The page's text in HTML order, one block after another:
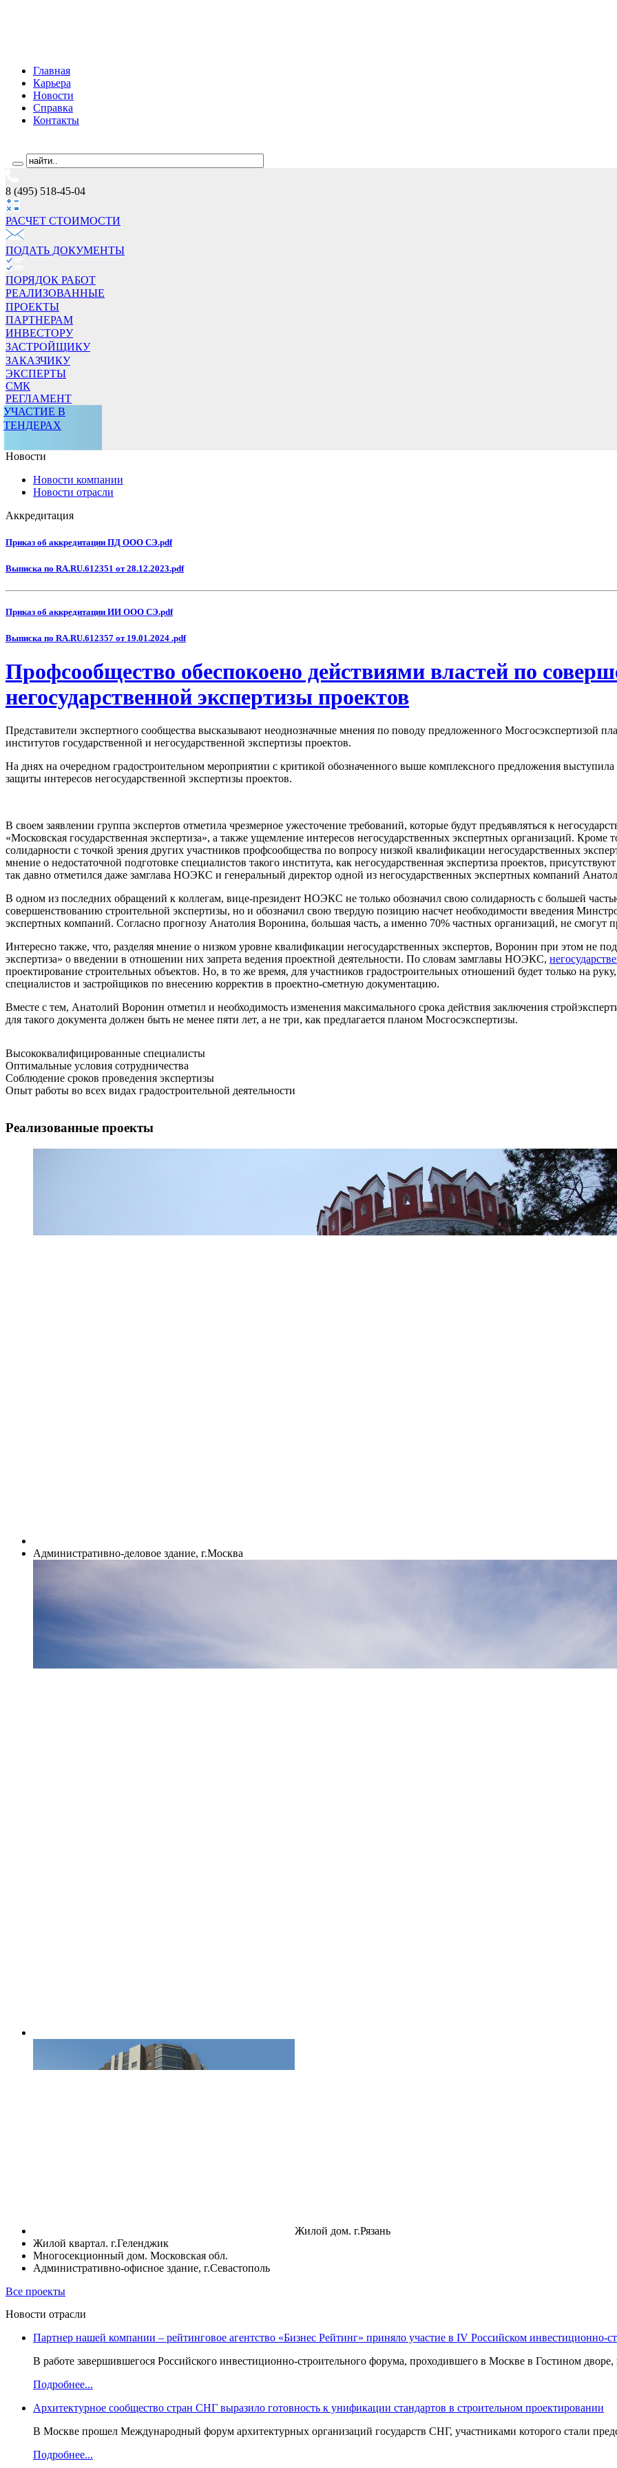
Главная
Карьера
Новости
Справка
Контакты
8 (495) 518-45-04
РАСЧЕТ СТОИМОCТИ
ПОДАТЬ ДОКУМЕНТЫ
ПОРЯДОК РАБОТ
РЕАЛИЗОВАННЫЕ
ПРОЕКТЫ
ПАРТНЕРАМ
ИНВЕСТОРУ
ЗАСТРОЙЩИКУ
ЗАКАЗЧИКУ
ЭКСПЕРТЫ
СМК
РЕГЛАМЕНТ
УЧАСТИЕ В
ТЕНДЕРАХ
Новости
Новости компании
Новости отрасли
Аккредитация
Приказ об аккредитации ПД ООО СЭ.pdf
Выписка по RA.RU.612351 от 28.12.2023.pdf
Приказ об аккредитации ИИ ООО СЭ.pdf
Выписка по RA.RU.612357 от 19.01.2024 .pdf
Профсообщество обеспокоено действиями властей по
негосударственной экспертизы проектов
Представители экспертного сообщества высказывают неоднозначные мнения по поводу предложенного Мосгосэкспертизой
институтов государственной и негосударственной экспертизы проектов.
На днях на очередном градостроительном мероприятии с критикой обозначенного выше комплексного предложения
защиты интересов негосударственной экспертизы проектов.
В своем заявлении группа экспертов отметила чрезмерное ужесточение требований, которые будут предъявляться к
«Московская государственная экспертиза», а также ущемление интересов негосударственных экспертных организаций.
солидарности с точкой зрения других участников профсообщества по вопросу низкой квалификации негосударственных
мнение о недостаточной подготовке специалистов такого института, как негосударственная экспертиза проектов,
так давно отметился даже замглава НОЭКС и генеральный директор одной из негосударственных экспертных компаний
В одном из последних обращений к коллегам, вице-президент НОЭКС не только обозначил свою солидарность с большей
совершенствованию строительной экспертизы, но и обозначил свою твердую позицию насчет необходимости введения
экспертных компаний. Согласно прогнозу Анатолия Воронина, большая часть, а именно 70% частных организаций, не смогут
Интересно также, что, разделяя мнение о низком уровне квалификации негосударственных экспертов, Воронин при этом не
экспертиза» о введении в отношении них запрета ведения проектной деятельности. По словам замглавы НОЭКС,
проектирование строительных объектов. Но, в то же время, для участников градостроительных отношений будет только на
специалистов и застройщиков по внесению корректив в проектно-сметную документацию.
Вместе с тем, Анатолий Воронин отметил и необходимость изменения максимального срока действия заключения
для такого документа должен быть не менее пяти лет, а не три, как предлагается планом Мосгосэкспертизы.
Высококвалифицированные специалисты
Оптимальные условия сотрудничества
Соблюдение сроков проведения экспертизы
Опыт работы во всех видах градостроительной деятельности
Реализованные проекты
Административно-деловое здание, г.Москва
Жилой дом. г.Рязань
Жилой квартал. г.Геленджик
Многосекционный дом. Московская обл.
Административно-офисное здание, г.Севастополь
Все проекты
Новости отрасли
Партнер нашей компании – рейтинговое агентство «Бизнес Рейтинг» приняло участие в IV Российском инвестиционно-
В работе завершившегося Российского инвестиционно-строительного форума, проходившего в Москве в Гостином дворе,
Подробнее...
Архитектурное сообщество стран СНГ выразило готовность к унификации стандартов в строительном проектировании
В Москве прошел Международный форум архитектурных организаций государств СНГ, участниками которого стали
Подробнее...